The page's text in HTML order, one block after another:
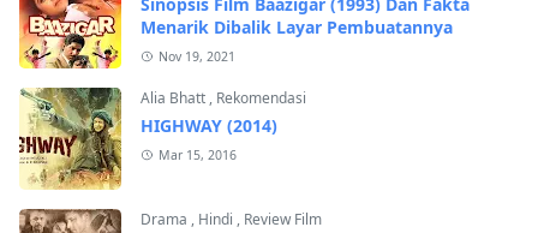
Menarik Dibalik Layar Pembuatannya
Nov 19, 2021
Alia Bhatt , Rekomendasi
HIGHWAY (2014)
Mar 15, 2016
Drama , Hindi , Review Film